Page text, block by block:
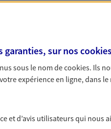
AXA à
auto ou habitation ?
situées à Ivry-sur-Seine,
qui apporteront des
garanties, sur nos
sous le nom decookies. Ils
expérience en ligne, dans le
et d’avis utilisateurs qui nous